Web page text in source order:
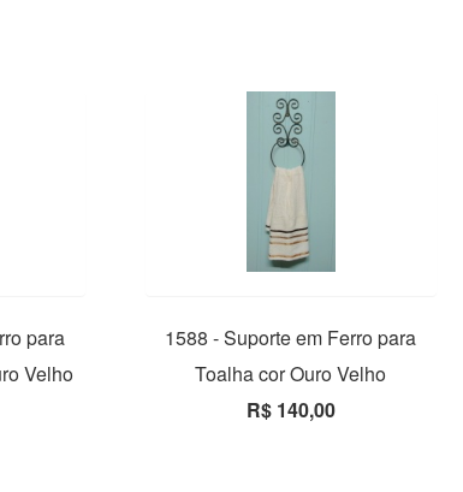
para
Velho
1588 - Suporte em Ferro para
Toalha cor Ouro Velho
R$ 140,00